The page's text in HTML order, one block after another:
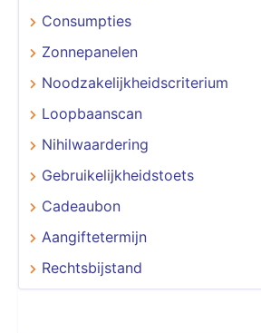
Consumpties
Zonnepanelen
Noodzakelijkheidscriterium
Loopbaanscan
Nihilwaardering
Gebruikelijkheidstoets
Cadeaubon
Aangiftetermijn
Rechtsbijstand